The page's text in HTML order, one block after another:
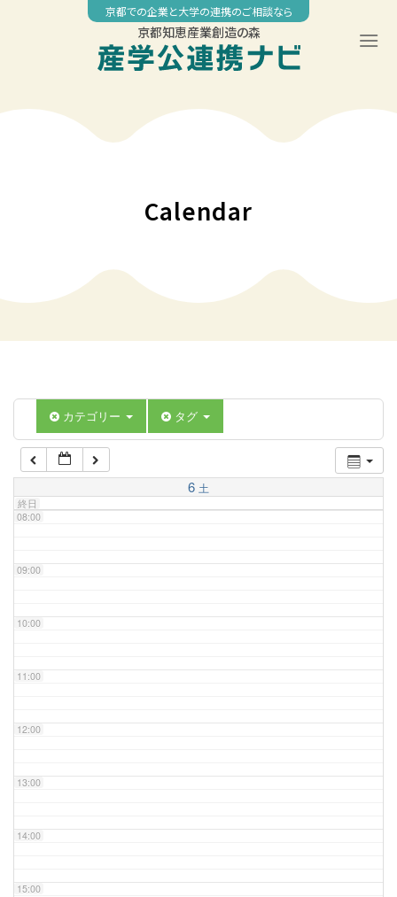
京都での企業と大学の連携のご相談なら
京都知恵産業創造の森
Calendar
カテゴリー タグ
6 土
終日
04:00
07:00
08:00
09:00
10:00
11:00
12:00
13:00
14:00
15:00